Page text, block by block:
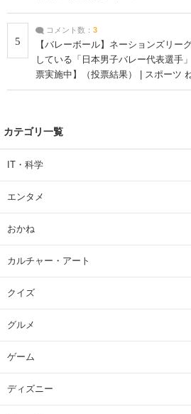
5
コメント数： 3
【バレーボール】ネーションズリー
している「日本男子バレー代表選手
票実施中】（投票結果） | スポーツ
カテゴリ一覧
IT・科学
エンタメ
おかね
カルチャー・アート
クイズ
グルメ
ゲーム
ディズニー